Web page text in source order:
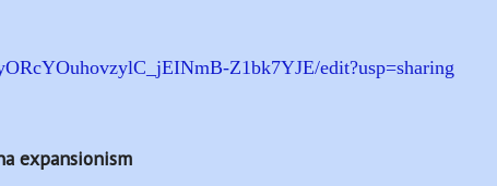
jEINmB-Z1bk7YJE/edit?usp=sharing
expansionism